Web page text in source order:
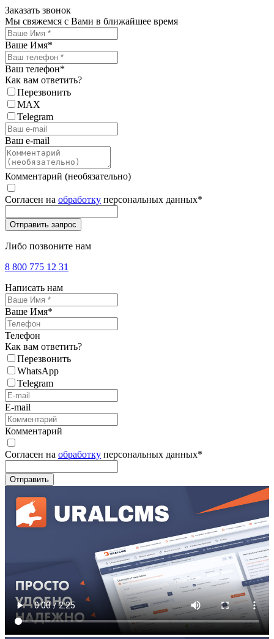
Заказать звонок
Мы свяжемся с Вами в ближайшее время
Ваше Имя*
Ваш телефон*
Как вам ответить?
Перезвонить
MAX
Telegram
Ваш e-mail
Комментарий (необязательно)
Согласен на обработку персональных данных*
Либо позвоните нам
8 800 775 12 31
Написать нам
Ваше Имя*
Телефон
Как вам ответить?
Перезвонить
WhatsApp
Telegram
E-mail
Комментарий
Согласен на обработку персональных данных*